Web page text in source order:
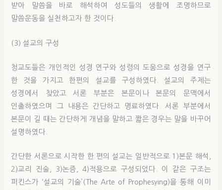
받아 말씀을 바로 해석하여 성도들의 생활에 조명하므로
말씀운동을 실천하고자 한 것이다.
(3) 설교의 구성
청교도들은 개인적인 성경 연구와 성령의 도움으로 성경을 연구
한 것을 가지고 한편의 설교를 구성하였다. 설교의 주제는
성경에서 찾았고 서론 부분은 본문이나 본문의 문맥에서
인출하였으며 그 내용은 간단하고 명료하였다. 서론 부분에서
본문이 길 때는 간단하게 개념을 말하고 짧은 경우는 말을 바꾸어
설명하였다.
간단한 서론으로 시작한 한 편의 설교는 일반적으로 1)본문 해석,
2)교리 진술, 3)논증, 4)적용으로 구성되었다. 이 같은 구조는
퍼킨스가 ‘설교의 기술’(The Arte of Prophesying)을 통해 이미